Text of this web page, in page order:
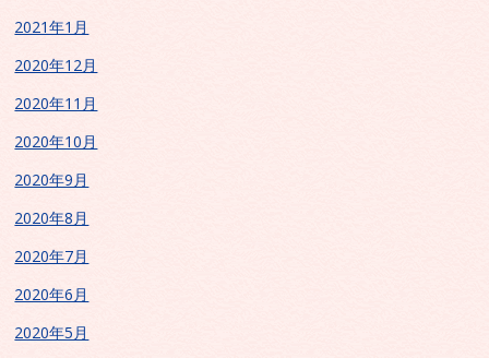
2021年1月
2020年12月
2020年11月
2020年10月
2020年9月
2020年8月
2020年7月
2020年6月
2020年5月